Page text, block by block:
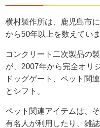
横村製作所は、鹿児島市
から50年以上を数えていま
コンクリート二次製品の
が、2007年から完全オリ
ドッグゲート、ペット関
とシフト。
ペット関連アイテムは、
有名人が利用したり、雑